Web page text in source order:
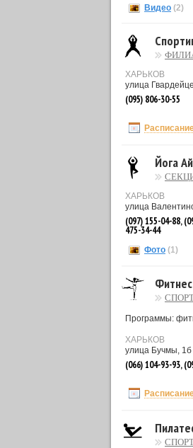
Видео (2)
ХАРЬКОВ
улица
(095) 806-30-55
Йога
ХАРЬКОВ
улица
(097) 155-04-88,
475-34-44
Фото (1)
Программы:
ХАРЬКОВ
улица Бучмы, 1б
(066) 104-93-93,